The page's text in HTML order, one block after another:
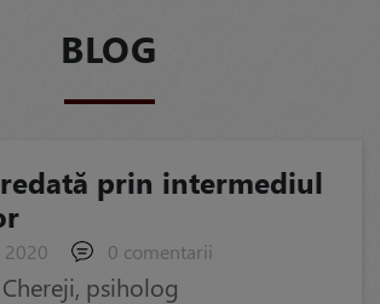
BLOG
prin intermediul
2020 0 comentarii
psiholog